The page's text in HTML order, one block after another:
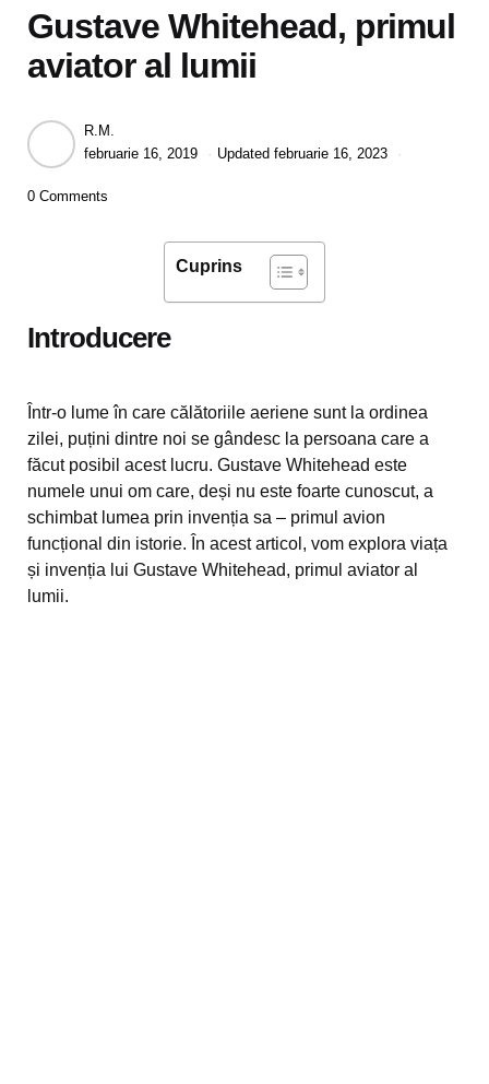
Gustave Whitehead, primul
aviator al lumii
Posted
by
R.M.
februarie 16, 2019
Updated februarie 16, 2023
0 Comments
Cuprins
Introducere
Într-o lume în care călătoriile aeriene sunt la ordinea
zilei, puțini dintre noi se gândesc la persoana care a
făcut posibil acest lucru. Gustave Whitehead este
numele unui om care, deși nu este foarte cunoscut, a
schimbat lumea prin invenția sa – primul avion
funcțional din istorie. În acest articol, vom explora viața
și invenția lui Gustave Whitehead, primul aviator al
lumii.